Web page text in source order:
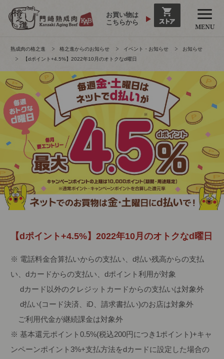
お買い物は
こちらから
熟成肉の格之進 格之進からのお知らせ イベント・お知らせ
お知らせ
【dポイント+4.5%】2022年10月のオトクなd曜日
【dポイント+4.5%】2022年10月のオトクなd曜日
※ 電話料金合算払いからの支払い、d払い残高からの支払
い、dカードからの支払い、dポイント利用が対象
dカード以外のクレジットカードからの支払いは対象外
d払い(コード決済、iD、請求書払い)のお店は対象外
ご利用代金が継続課金は対象外
※ 基本還元ポイント0.5%(税込200円につき1ポイント)+キャ
ンペーンポイント3%+支払方法をdカードに設定した場合の